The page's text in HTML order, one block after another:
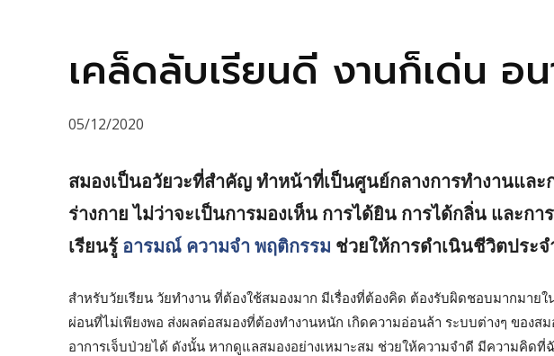
เคล็ดลับเรียนดี งานก็เด่น อ
05/12/2020
สมองเป็นอวัยวะที่สำคัญ ทำหน้าที่เป็นศูนย์กลางการทำงานและ
ร่างกาย ไม่ว่าจะเป็นการมองเห็น การได้ยิน การได้กลิ่น และก
เรียนรู้ อารมณ์ ความจำ พฤติกรรม ช่วยให้การดำเนินชีวิตประ
สำหรับวัยเรียน วัยทำงาน ที่ต้องใช้สมองมาก มีเรื่องที่ต้องคิด ต้องรับผิดชอบมากมาย
ผ่อนที่ไม่เพียงพอ ส่งผลต่อสมองที่ต้องทำงานหนัก เกิดความอ่อนล้า ระบบต่างๆ ของส
อาการเจ็บป่วยได้ ดังนั้น หากดูแลสมองอย่างเหมาะสม ช่วยให้ความจำดี มีความคิดที่